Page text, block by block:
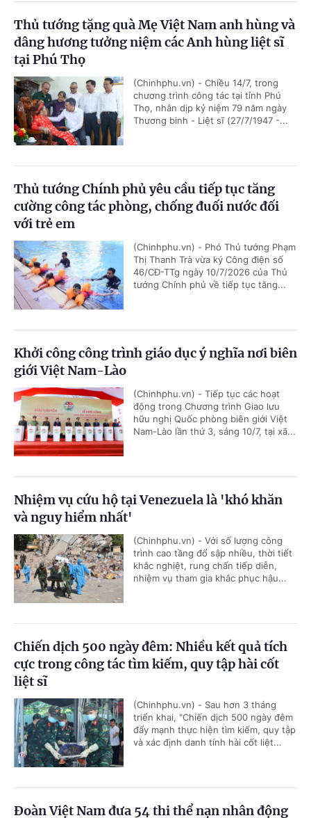
Thủ tướng tặng quà Mẹ Việt Nam anh hùng và
dâng hương tưởng niệm các Anh hùng liệt sĩ
tại Phú Thọ
(Chinhphu.vn) - Chiều 14/7, trong
chương trình công tác tại tỉnh Phú
Thọ, nhân dịp kỷ niệm 79 năm ngày
Thương binh - Liệt sĩ (27/7/1947 -...
Thủ tướng Chính phủ yêu cầu tiếp tục tăng
cường công tác phòng, chống đuối nước đối
với trẻ em
(Chinhphu.vn) - Phó Thủ tướng Phạm
Thị Thanh Trà vừa ký Công điện số
46/CĐ-TTg ngày 10/7/2026 của Thủ
tướng Chính phủ về tiếp tục tăng...
Khởi công công trình giáo dục ý nghĩa nơi biên
giới Việt Nam-Lào
(Chinhphu.vn) - Tiếp tục các hoạt
động trong Chương trình Giao lưu
hữu nghị Quốc phòng biên giới Việt
Nam-Lào lần thứ 3, sáng 10/7, tại xã...
Nhiệm vụ cứu hộ tại Venezuela là 'khó khăn
và nguy hiểm nhất'
(Chinhphu.vn) - Với số lượng công
trình cao tầng đổ sập nhiều, thời tiết
khắc nghiệt, rung chấn tiếp diễn,
nhiệm vụ tham gia khắc phục hậu...
Chiến dịch 500 ngày đêm: Nhiều kết quả tích
cực trong công tác tìm kiếm, quy tập hài cốt
liệt sĩ
(Chinhphu.vn) - Sau hơn 3 tháng
triển khai, "Chiến dịch 500 ngày đêm
đẩy mạnh thực hiện tìm kiếm, quy tập
và xác định danh tính hài cốt liệt...
Đoàn Việt Nam đưa 54 thi thể nạn nhân động